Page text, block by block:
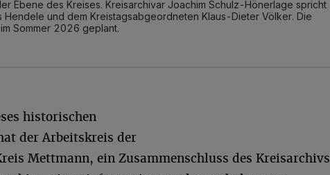
Ebene des Kreises. Kreisarchivar Joachim Schulz-Hönerlage spricht
Hendele und dem Kreistagsabgeordneten Klaus-Dieter Völker. Die
Sommer 2026 geplant.
historischen
der Arbeitskreis der
Mettmann, ein Zusammenschluss des Kreisarchivs